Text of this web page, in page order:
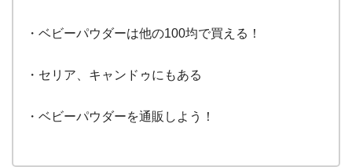
・ベビーパウダーは他の100均で買える！
・セリア、キャンドゥにもある
・ベビーパウダーを通販しよう！